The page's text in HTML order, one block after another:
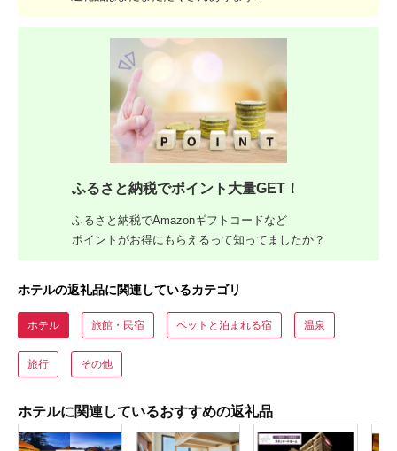
ふるさと納税でポイント大量GET！
ふるさと納税でAmazonギフトコードなど
ポイントがお得にもらえるって知ってましたか？
ホテルの返礼品に関連しているカテゴリ
ホテル 旅館・民宿 ペットと泊まれる宿 温泉
旅行 その他
ホテルに関連しているおすすめの返礼品